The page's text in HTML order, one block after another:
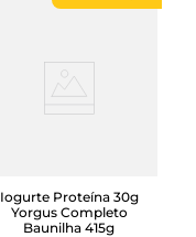
Iogurte Proteína 30g
Yorgus Completo
Baunilha 415g